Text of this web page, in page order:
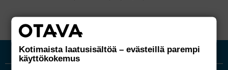
Kotimaista laatusisältöä – evästeillä parempi
käyttökokemus